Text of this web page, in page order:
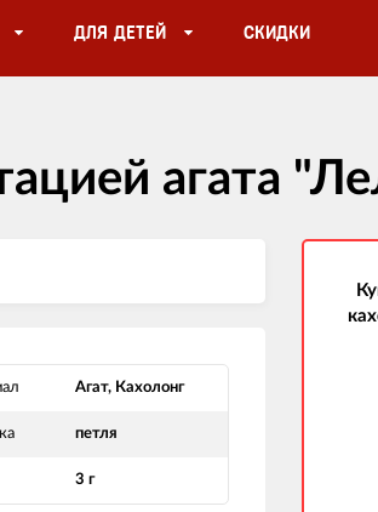
ДЛЯ ДЕТЕЙ СКИДКИ
агата
Агат, Кахолонг
петля
3 г